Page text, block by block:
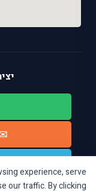
experience, serve
our traffic. By clicking